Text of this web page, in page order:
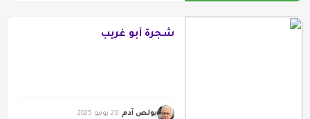
شجرة أبو غريب
بولص آدم 29 يونيو 2025